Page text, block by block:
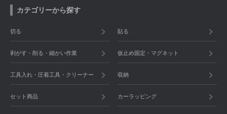
カテゴリーから探す
切る 貼る
剥がす・削る・細かい作業 仮止め固定・マグネット
工具入れ・圧着工具・クリーナー 収納
セット商品 カーラッピング